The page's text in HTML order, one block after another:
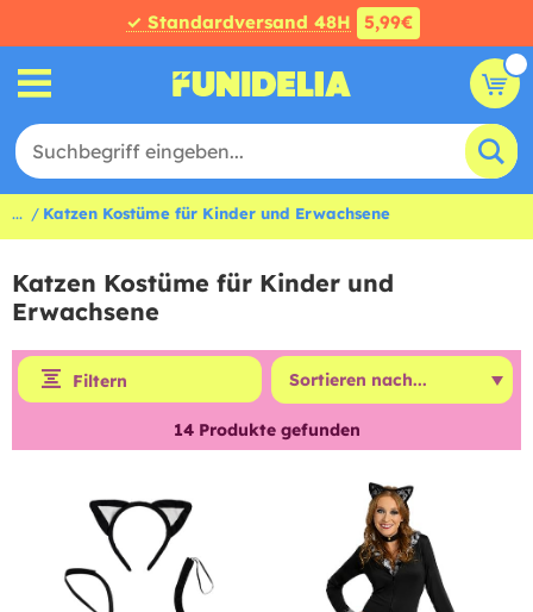
✓ Standardversand 48H 5,99€
... Katzen Kostüme für Kinder und Erwachsene
Katzen Kostüme für Kinder und
Erwachsene
Filtern
14Produkte gefunden